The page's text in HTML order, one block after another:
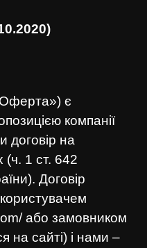
є
компанії
на
(ч. 1 ст. 642
Договір
або замовником
на сайті) і нами –